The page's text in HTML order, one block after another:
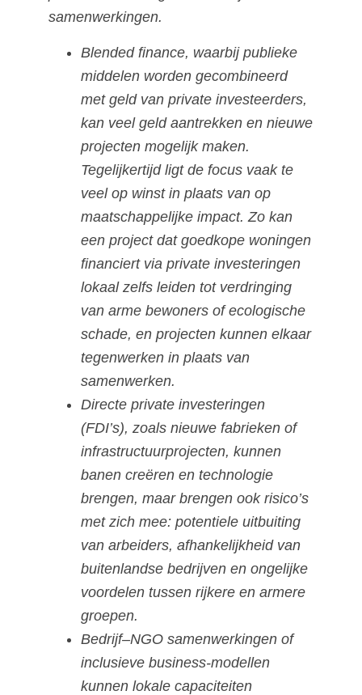
samenwerkingen.
Blended finance, waarbij publieke
middelen worden gecombineerd
met geld van private investeerders,
kan veel geld aantrekken en nieuwe
projecten mogelijk maken.
Tegelijkertijd ligt de focus vaak te
veel op winst in plaats van op
maatschappelijke impact. Zo kan
een project dat goedkope woningen
financiert via private investeringen
lokaal zelfs leiden tot verdringing
van arme bewoners of ecologische
schade, en projecten kunnen elkaar
tegenwerken in plaats van
samenwerken.
Directe private investeringen
(FDI’s), zoals nieuwe fabrieken of
infrastructuurprojecten, kunnen
banen creëren en technologie
brengen, maar brengen ook risico’s
met zich mee: potentiele uitbuiting
van arbeiders, afhankelijkheid van
buitenlandse bedrijven en ongelijke
voordelen tussen rijkere en armere
groepen.
Bedrijf–NGO samenwerkingen of
inclusieve business-modellen
kunnen lokale capaciteiten